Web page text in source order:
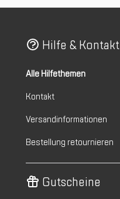
Hilfe & Kontakt
Alle Hilfethemen
Kontakt
Versandinformationen
Bestellung retournieren
Gutscheine